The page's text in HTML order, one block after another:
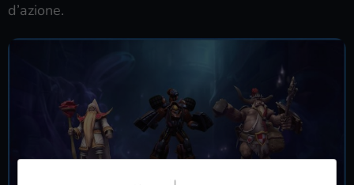
d’azione.